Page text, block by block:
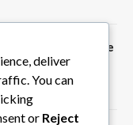
Instantly with the
on ClassTools24
deliver
You can
or Reject